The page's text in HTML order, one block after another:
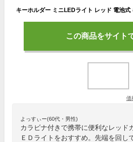
この商品をサイト
価
よっすぃー(60代・男性)
カラビナ付きで携帯に便利なレッド
ＥＤライトをおすすめ。先端を回し